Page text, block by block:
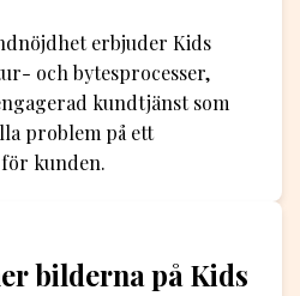
erbjuder Kids
och bytesprocesser,
kundtjänst som
problem på ett
kunden.
bilderna på Kids